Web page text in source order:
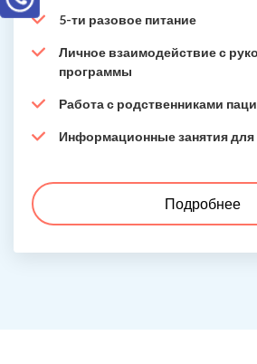
5-ти разовое питание
Личное взаимодействие с
программы
Работа с родственниками
Информационные занятия для
Подробнее